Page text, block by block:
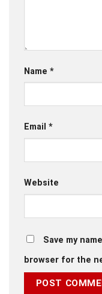
Name *
Email *
Website
Save my
browser for the